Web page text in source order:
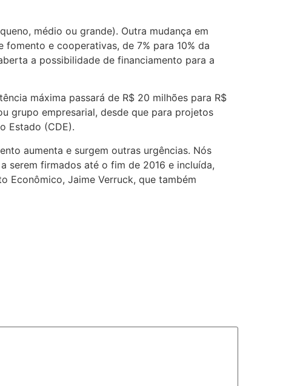
médio ou grande). Outra mudança em
fomento e cooperativas, de 7% para 10% da
a possibilidade de financiamento para a
máxima passará de R$ 20 milhões para R$
grupo empresarial, desde que para projetos
Estado (CDE).
aumenta e surgem outras urgências. Nós
serem firmados até o fim de 2016 e incluída,
Econômico, Jaime Verruck, que também